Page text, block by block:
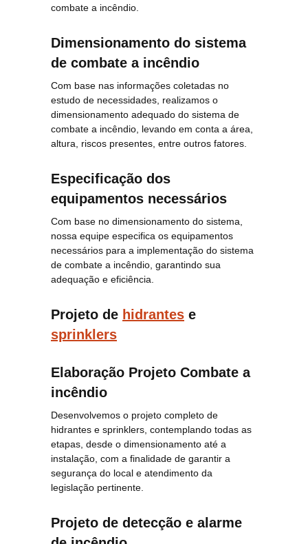
combate a incêndio.
Dimensionamento do sistema
de combate a incêndio
Com base nas informações coletadas no
estudo de necessidades, realizamos o
dimensionamento adequado do sistema de
combate a incêndio, levando em conta a área,
altura, riscos presentes, entre outros fatores.
Especificação dos
equipamentos necessários
Com base no dimensionamento do sistema,
nossa equipe especifica os equipamentos
necessários para a implementação do sistema
de combate a incêndio, garantindo sua
adequação e eficiência.
Projeto de hidrantes e
sprinklers
Elaboração Projeto Combate a
incêndio
Desenvolvemos o projeto completo de
hidrantes e sprinklers, contemplando todas as
etapas, desde o dimensionamento até a
instalação, com a finalidade de garantir a
segurança do local e atendimento da
legislação pertinente.
Projeto de detecção e alarme